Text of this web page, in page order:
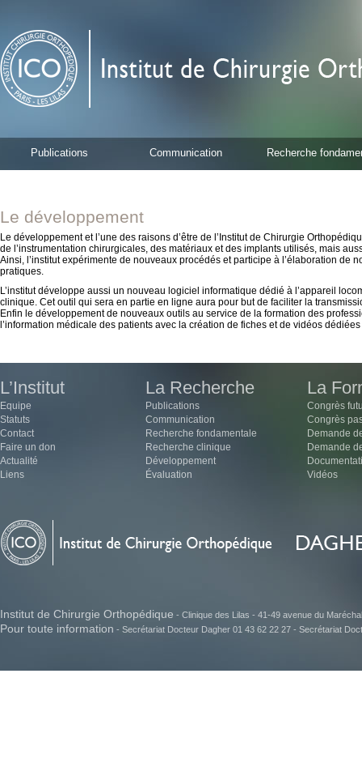
Publications Communication Recherche
Le développement
Le développement et l’une des raisons d’être de l’Institut de Chirurgie
de l’instrumentation chirurgicales, des matériaux et des implants utilisés, mais
Ainsi, l’institut expérimente de nouveaux procédés et participe à l’élaboration
pratiques.
L’institut développe aussi un nouveau logiciel informatique dédié à l’appareil
clinique. Cet outil qui sera en partie en ligne aura pour but de faciliter la
Enfin le développement de nouveaux outils au service de la formation des
l’information médicale des patients avec la création de fiches et de vidéos dédiées
L’Institut
Equipe
Statuts
Contact
Faire un don
Actualité
Liens
La Recherche
Publications
Communication
Recherche fondamentale
Recherche clinique
Développement
Évaluation
La
Congrès
Congrès
Demande
Demande
Vidéos
Institut de Chirurgie Orthopédique - Clinique des Lilas - 41-49 avenue du
Pour toute information - Secrétariat Docteur Dagher 01 43 62 22 27 - Secrétariat